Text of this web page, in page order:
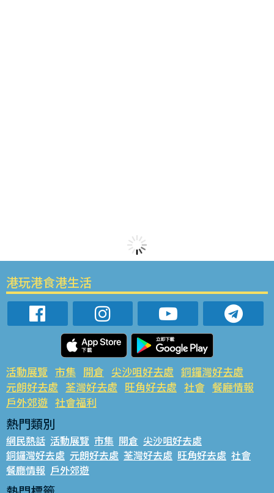
港玩港食港生活
活動展覽 市集 開倉 尖沙咀好去處 銅鑼灣好去處
元朗好去處 荃灣好去處 旺角好去處 社會 餐廳情報
戶外郊遊 社會福利
熱門類別
網民熱話 活動展覽 市集 開倉 尖沙咀好去處
銅鑼灣好去處 元朗好去處 荃灣好去處 旺角好去處 社會
餐廳情報 戶外郊遊